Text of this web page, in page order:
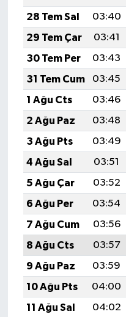
28 Tem Sal
03:40
29 Tem Çar
03:41
30 Tem Per
03:43
31 Tem Cum
03:45
1 Ağu Cts
03:46
2 Ağu Paz
03:48
3 Ağu Pts
03:49
4 Ağu Sal
03:51
5 Ağu Çar
03:52
6 Ağu Per
03:54
7 Ağu Cum
03:56
8 Ağu Cts
03:57
9 Ağu Paz
03:59
10 Ağu Pts
04:00
11 Ağu Sal
04:02